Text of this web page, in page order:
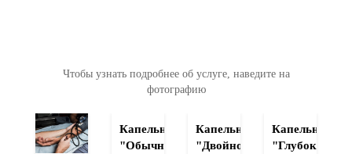
Чтобы узнать подробнее об услуге, наведите на
фотографию
Капельница
"Обычное
Капельница
"Двойное
Капельница
"Глубокое